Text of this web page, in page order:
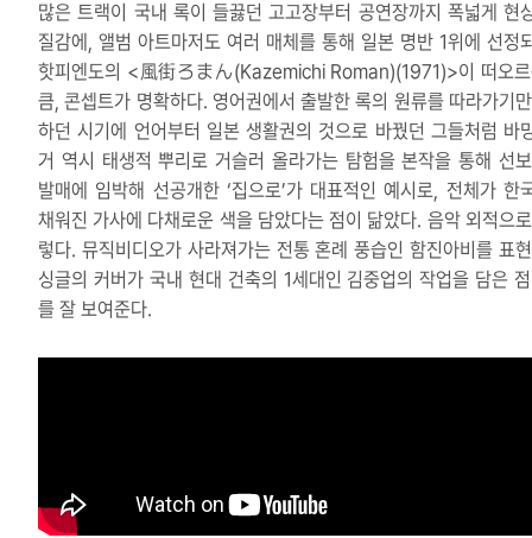
많은 트랙이 국내 록이 들끓던 고고장부터 공연장까지 폭넓게 현
질감에, 앨범 아트마저도 여러 매체를 통해 일본 명반 1위에 선정
핫피엔도의 <風街ろまん(Kazemichi Roman)(1971)>이 떠오
큼, 콘셉트가 명확하다. 영어권에서 출발한 록의 원류를 따라가기
하던 시기에 언어부터 일본 생활권의 것으로 바꿨던 그들처럼 바
거 역시 태생적 뿌리로 거슬러 올라가는 탐험을 본작을 통해 선
발매에 임박해 선공개한 ‘집으로’가 대표적인 예시로, 전체가 한
채워진 가사에 다채로운 색을 담았다는 점이 닮았다. 음악 외적으
렇다. 뮤직비디오가 사라져가는 전통 혼례 풍습인 함진아비를 표
싱글의 커버가 국내 현대 건축의 1세대인 김중업의 작업을 담은
를 잘 보여준다.